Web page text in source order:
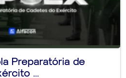
Preparatória de
...